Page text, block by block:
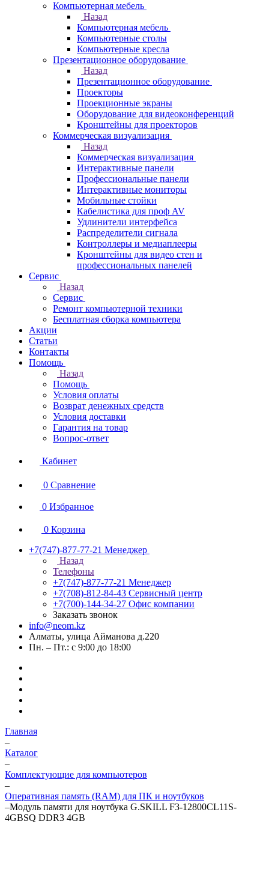
Компьютерная мебель
Назад
Компьютерная мебель
Компьютерные столы
Компьютерные кресла
Презентационное оборудование
Назад
Презентационное оборудование
Проекторы
Проекционные экраны
Оборудование для видеоконференций
Кронштейны для проекторов
Коммерческая визуализация
Назад
Коммерческая визуализация
Интерактивные панели
Профессиональные панели
Интерактивные мониторы
Мобильные стойки
Кабелистика для проф AV
Удлинители интерфейса
Распределители сигнала
Контроллеры и медиаплееры
Кронштейны для видео стен и
профессиональных панелей
Сервис
Назад
Сервис
Ремонт компьютерной техники
Бесплатная сборка компьютера
Акции
Статьи
Контакты
Помощь
Назад
Помощь
Условия оплаты
Возврат денежных средств
Условия доставки
Гарантия на товар
Вопрос-ответ
Кабинет
0 Сравнение
0 Избранное
0 Корзина
+7(747)-877-77-21 Менеджер
Назад
Телефоны
+7(747)-877-77-21 Менеджер
+7(708)-812-84-43 Сервисный центр
+7(700)-144-34-27 Офис компании
Заказать звонок
info@neom.kz
Алматы, улица Айманова д.220
Пн. – Пт.: с 9:00 до 18:00
Главная
–
Каталог
–
Комплектующие для компьютеров
–
Оперативная память (RAM) для ПК и ноутбуков
–Модуль памяти для ноутбука G.SKILL F3-12800CL11S-
4GBSQ DDR3 4GB